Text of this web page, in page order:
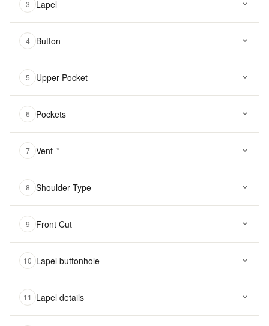
3 Lapel
4 Button
5 Upper Pocket
6 Pockets
7 Vent *
8 Shoulder Type
9 Front Cut
10 Lapel buttonhole
11 Lapel details